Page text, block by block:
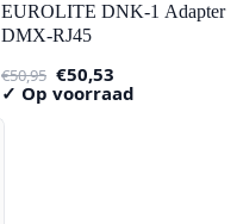
EUROLITE DNK-1 Adapter
DMX-RJ45
€50,95 Oorspronkelijke
prijs
€50,53
prijs
✓ Op voorraad